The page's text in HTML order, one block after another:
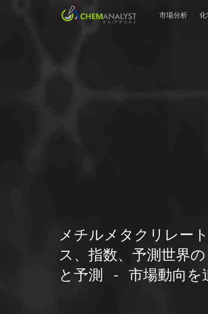
市場分析 化
メチルメタクリレー
ス、指数、予測世界
と予測 - 市場動向を